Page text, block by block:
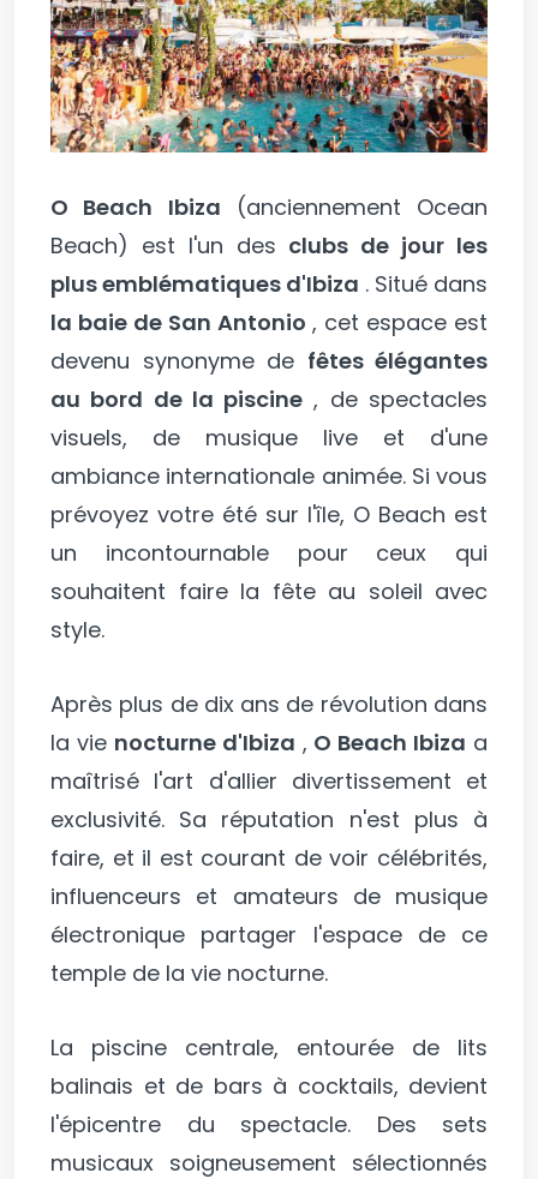
O Beach Ibiza (anciennement Ocean
Beach) est l'un des clubs de jour les
plus emblématiques d'Ibiza . Situé dans
la baie de San Antonio , cet espace est
devenu synonyme de fêtes élégantes
au bord de la piscine , de spectacles
visuels, de musique live et d'une
ambiance internationale animée. Si vous
prévoyez votre été sur l'île, O Beach est
un incontournable pour ceux qui
souhaitent faire la fête au soleil avec
style.
Après plus de dix ans de révolution dans
la vie nocturne d'Ibiza , O Beach Ibiza a
maîtrisé l'art d'allier divertissement et
exclusivité. Sa réputation n'est plus à
faire, et il est courant de voir célébrités,
influenceurs et amateurs de musique
électronique partager l'espace de ce
temple de la vie nocturne.
La piscine centrale, entourée de lits
balinais et de bars à cocktails, devient
l'épicentre du spectacle. Des sets
musicaux soigneusement sélectionnés